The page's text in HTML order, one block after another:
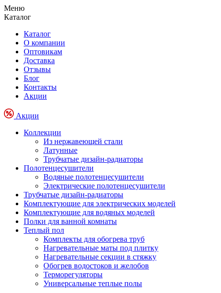
Меню
Каталог
Каталог
О компании
Оптовикам
Доставка
Отзывы
Блог
Контакты
Акции
Акции
Коллекции
Из нержавеющей стали
Латунные
Трубчатые дизайн-радиаторы
Полотенцесушители
Водяные полотенцесушители
Электрические полотенцесушители
Трубчатые дизайн-радиаторы
Комплектующие для электрических моделей
Комплектующие для водяных моделей
Полки для ванной комнаты
Теплый пол
Комплекты для обогрева труб
Нагревательные маты под плитку
Нагревательные секции в стяжку
Обогрев водостоков и желобов
Терморегуляторы
Универсальные теплые полы